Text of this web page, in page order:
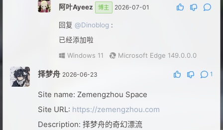
阿叶Ayeez 博主 2026-07-01
回复 @Dinoblog :
已经添加啦
Windows 11
Microsoft Edge 149.0.0.0
择梦舟 2026-06-23 1
Site name: Zemengzhou Space
Site URL: https://zemengzhou.com
Description: 择梦舟的奇幻漂流